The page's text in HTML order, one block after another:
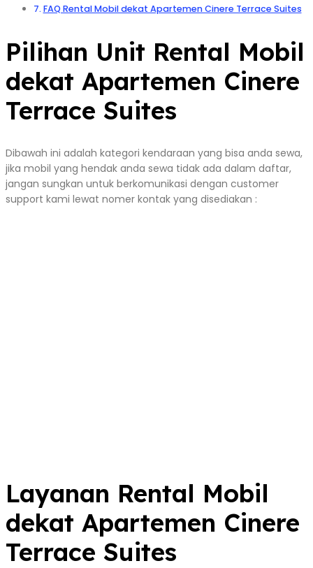
FAQ Rental Mobil dekat Apartemen Cinere Terrace Suites
Pilihan Unit Rental Mobil
dekat Apartemen Cinere
Terrace Suites
Dibawah ini adalah kategori kendaraan yang bisa anda sewa,
jika mobil yang hendak anda sewa tidak ada dalam daftar,
jangan sungkan untuk berkomunikasi dengan customer
support kami lewat nomer kontak yang disediakan :
Layanan Rental Mobil
dekat Apartemen Cinere
Terrace Suites